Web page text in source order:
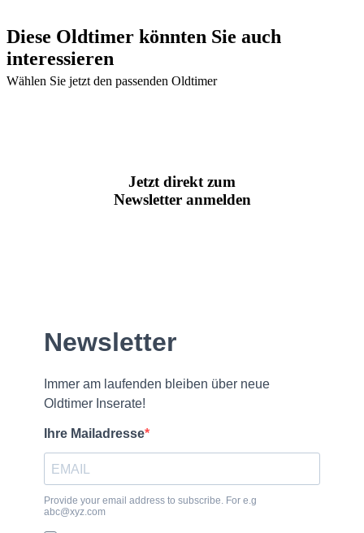
Diese Oldtimer könnten Sie auch
interessieren
Wählen Sie jetzt den passenden Oldtimer
Jetzt direkt zum
Newsletter anmelden